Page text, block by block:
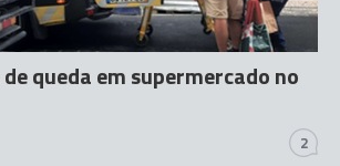
queda em supermercado no
2